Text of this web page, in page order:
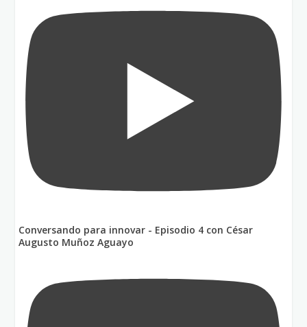
Conversando para innovar - Episodio 4 con César
Augusto Muñoz Aguayo